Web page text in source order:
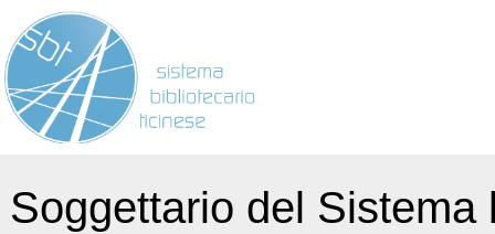
Soggettario del